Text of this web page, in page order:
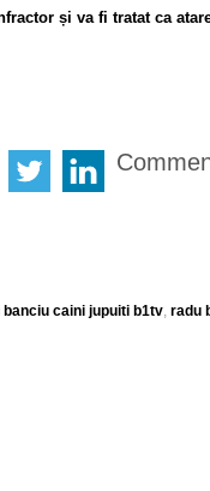
și va fi tratat ca
banciu caini jupuiti b1tv, radu